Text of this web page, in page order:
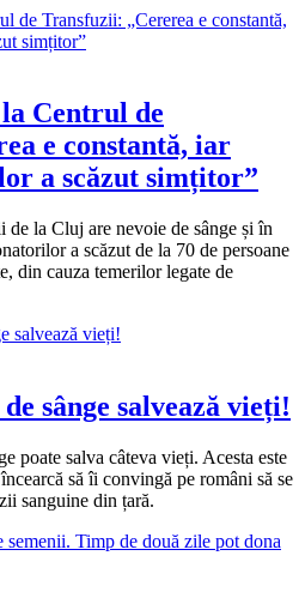
la Centrul de
e constantă, iar
a scăzut simțitor”
la Cluj are nevoie de sânge și în
a scăzut de la 70 de persoane
din cauza temerilor legate de
sânge salvează vieți!
poate salva câteva vieți. Acesta este
să îi convingă pe români să se
sanguine din țară.